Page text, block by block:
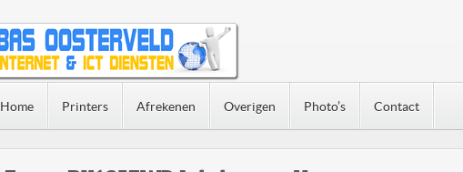
Home Printers Afrekenen Overigen Photo’s Contact